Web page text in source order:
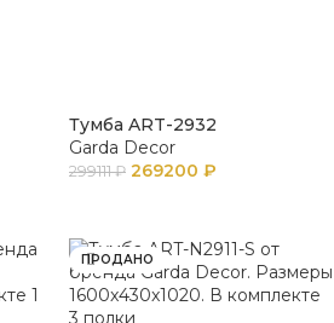
Тумба ART-2932
Garda Decor
299111₽ 269200 ₽
ПРОДАНО